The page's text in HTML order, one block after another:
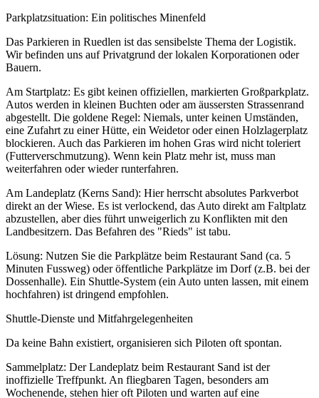
Parkplatzsituation: Ein politisches Minenfeld
Das Parkieren in Ruedlen ist das sensibelste Thema der Logistik.
Wir befinden uns auf Privatgrund der lokalen Korporationen oder
Bauern.
Am Startplatz: Es gibt keinen offiziellen, markierten Großparkplatz.
Autos werden in kleinen Buchten oder am äussersten Strassenrand
abgestellt. Die goldene Regel: Niemals, unter keinen Umständen,
eine Zufahrt zu einer Hütte, ein Weidetor oder einen Holzlagerplatz
blockieren. Auch das Parkieren im hohen Gras wird nicht toleriert
(Futterverschmutzung). Wenn kein Platz mehr ist, muss man
weiterfahren oder wieder runterfahren.
Am Landeplatz (Kerns Sand): Hier herrscht absolutes Parkverbot
direkt an der Wiese. Es ist verlockend, das Auto direkt am Faltplatz
abzustellen, aber dies führt unweigerlich zu Konflikten mit den
Landbesitzern. Das Befahren des "Rieds" ist tabu.
Lösung: Nutzen Sie die Parkplätze beim Restaurant Sand (ca. 5
Minuten Fussweg) oder öffentliche Parkplätze im Dorf (z.B. bei der
Dossenhalle). Ein Shuttle-System (ein Auto unten lassen, mit einem
hochfahren) ist dringend empfohlen.
Shuttle-Dienste und Mitfahrgelegenheiten
Da keine Bahn existiert, organisieren sich Piloten oft spontan.
Sammelplatz: Der Landeplatz beim Restaurant Sand ist der
inoffizielle Treffpunkt. An fliegbaren Tagen, besonders am
Wochenende, stehen hier oft Piloten und warten auf eine